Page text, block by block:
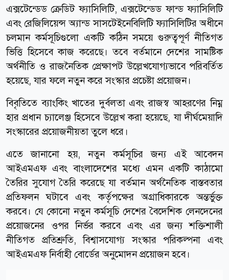
এক্সটেন্ডেড ক্রেডিট ফ্যাসিলিটি, এক্সটেন্ডেড ফান্ড ফ্যাসিলিটি
এবং রেজিলিয়েন্স অ্যান্ড সাসটেইনেবিলিটি ফ্যাসিলিটির অধীনে
চলমান কর্মসূচিগুলো একটি কঠিন সময়ে গুরুত্বপূর্ণ নীতিগত
ভিত্তি হিসেবে কাজ করেছে। তবে বর্তমানে দেশের সামষ্টিক
অর্থনীতি ও রাজনৈতিক প্রেক্ষাপট উল্লেখযোগ্যভাবে পরিবর্তিত
হয়েছে, যার ফলে নতুন করে সংস্কার প্রচেষ্টা প্রয়োজন।
বিবৃতিতে ব্যাংকিং খাতের দুর্বলতা এবং রাজস্ব আহরণের নিম্ন
হার প্রধান চ্যালেঞ্জ হিসেবে উল্লেখ করা হয়েছে, যা দীর্ঘমেয়াদি
সংস্কারের প্রয়োজনীয়তা তুলে ধরে।
এতে জানানো হয়, নতুন কর্মসূচির জন্য এই আবেদন
আইএমএফ এবং বাংলাদেশের মধ্যে এমন একটি কাঠামো
তৈরির সুযোগ তৈরি করেছে যা বর্তমান অর্থনৈতিক বাস্তবতার
প্রতিফলন ঘটাবে এবং কর্তৃপক্ষের অগ্রাধিকারকে অন্তর্ভুক্ত
করবে। যে কোনো নতুন কর্মসূচি দেশের বৈদেশিক লেনদেনের
প্রয়োজনের ওপর নির্ভর করবে এবং এর জন্য শক্তিশালী
নীতিগত প্রতিশ্রুতি, বিশ্বাসযোগ্য সংস্কার পরিকল্পনা এবং
আইএমএফ নির্বাহী বোর্ডের অনুমোদন প্রয়োজন হবে।